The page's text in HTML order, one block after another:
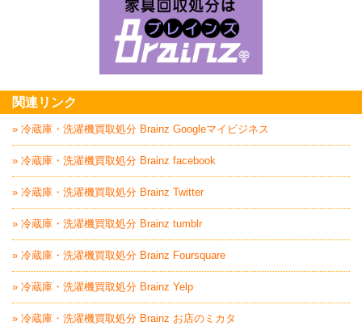
関連リンク
» 冷蔵庫・洗濯機買取処分 Brainz Googleマイビジネス
» 冷蔵庫・洗濯機買取処分 Brainz facebook
» 冷蔵庫・洗濯機買取処分 Brainz Twitter
» 冷蔵庫・洗濯機買取処分 Brainz tumblr
» 冷蔵庫・洗濯機買取処分 Brainz Foursquare
» 冷蔵庫・洗濯機買取処分 Brainz Yelp
» 冷蔵庫・洗濯機買取処分 Brainz お店のミカタ